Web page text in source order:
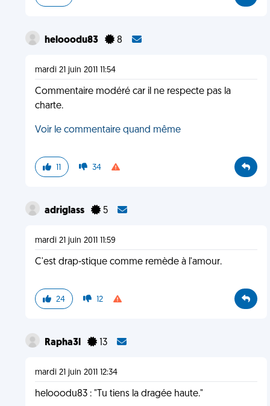
helooodu83 8
mardi 21 juin 2011 11:54
Commentaire modéré car il ne respecte pas la
charte.
Voir le commentaire quand même
11 34
adriglass 5
mardi 21 juin 2011 11:59
C'est drap-stique comme remède à l'amour.
24 12
Rapha3l 13
mardi 21 juin 2011 12:34
helooodu83 : "Tu tiens la dragée haute."